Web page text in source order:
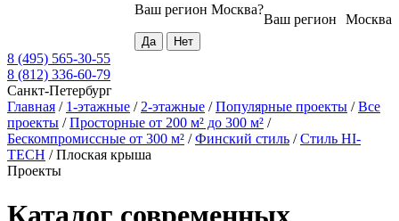
Москва
Ваш регион
Ваш регион Москва?
8 (495) 565-30-55
8 (812) 336-60-79
Санкт-Петербург
Главная / 1-этажные / 2-этажные /Популярные проекты /Все
проекты /Просторные от 200 м² до 300 м² /
Бескомпромиссные от 300 м² /Финский стиль /Стиль HI-
TECH /Плоская крыша
Проекты
Каталог современных